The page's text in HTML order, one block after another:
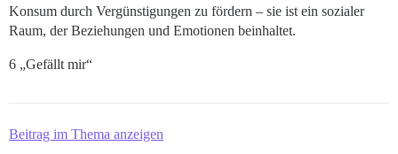
Konsum durch Vergünstigungen zu fördern – sie ist ein sozialer
Raum, der Beziehungen und Emotionen beinhaltet.
6 „Gefällt mir“
Beitrag im Thema anzeigen